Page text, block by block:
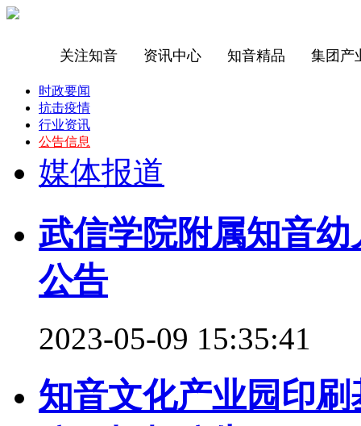
关注知音 资讯中心 知音精品 集团产
时政要闻
抗击疫情
行业资讯
公告信息
媒体报道
武信学院附属知音
公告
2023-05-09 15:35:41
知音文化产业园印